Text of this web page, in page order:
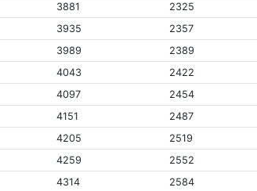
3881 2325
3935 2357
3989 2389
4043 2422
4097 2454
4151 2487
4205 2519
4259 2552
4314 2584